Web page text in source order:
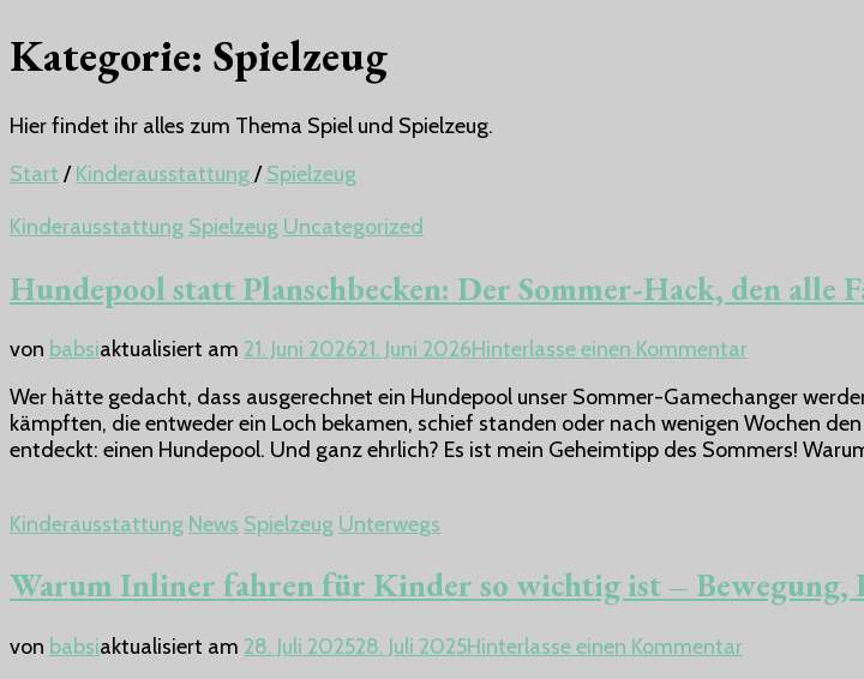
Kategorie: Spielzeug
Hier findet ihr alles zum Thema Spiel und Spielzeug.
Start / Kinderausstattung/ Spielzeug
Kinderausstattung Spielzeug Uncategorized
Hundepool statt Planschbecken: Der Sommer-Hack, den alle
von babsiaktualisiert am 21. Juni 202621. Juni 2026Hinterlasse einen Kommentarzu
statt
Der
Familien
kennen
Wer hätte gedacht, dass ausgerechnet ein Hundepool unser Sommer-Gamechanger
kämpften, die entweder ein Loch bekamen, schief standen oder nach wenigen Wochen
entdeckt: einen Hundepool. Und ganz ehrlich? Es ist mein Geheimtipp des Sommers!
Kinderausstattung News Spielzeug Unterwegs
Warum Inliner fahren für Kinder so wichtig ist – Bewegung,
von babsiaktualisiert am 28. Juli 202528. Juli 2025Hinterlasse einen Kommentarzu